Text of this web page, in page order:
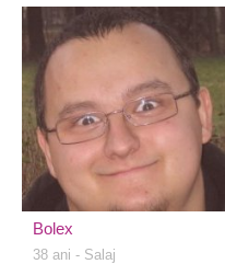
Bolex
38 ani - Salaj